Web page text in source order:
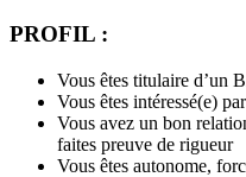
PROFIL :
Vous êtes titulaire d’un
Vous êtes intéressé(e)
Vous avez un bon
faites preuve de rigueur
Vous êtes autonome,